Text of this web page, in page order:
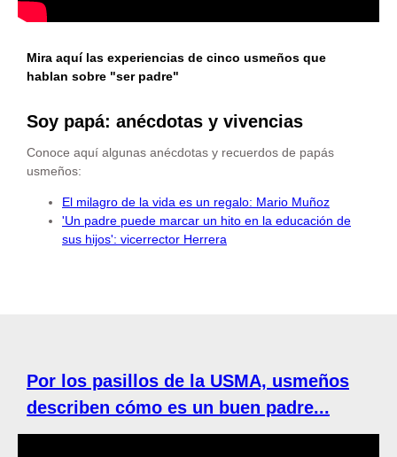
Mira aquí las experiencias de cinco usmeños que
hablan sobre "ser padre"
Soy papá: anécdotas y vivencias
Conoce aquí algunas anécdotas y recuerdos de papás
usmeños:
El milagro de la vida es un regalo: Mario Muñoz
'Un padre puede marcar un hito en la educación de
sus hijos': vicerrector Herrera
Por los pasillos de la USMA, usmeños
describen cómo es un buen padre...